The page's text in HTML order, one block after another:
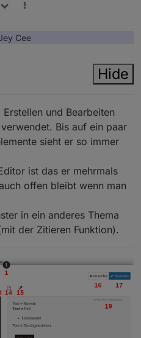
Cee
Hide
und Bearbeiten
Bis auf ein paar
sieht er so immer
ist das er mehrmals
offen bleibt wenn man
in ein anderes Thema
der Zitieren Funktion).